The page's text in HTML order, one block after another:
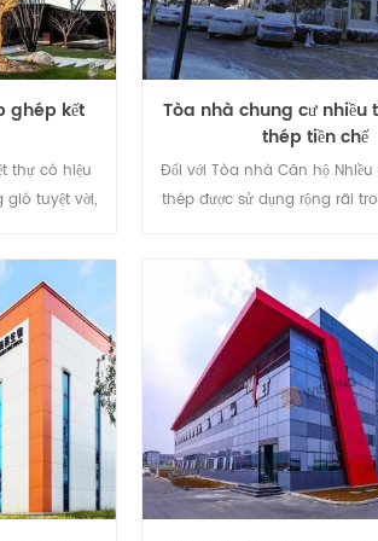
được sử dụng, có thể chia
thép nhẹ và nặng. Các
nghiệp và dân dụng được
thép được gọi là kết
ghép kết
thự có hiệu
gió tuyệt vời,
người sử
về vật liệu
dựng, giá
âm tốt,
ấm về mùa
thoải mái.
Tòa nhà chung cư nhiều
thép tiền chế
Đối với Tòa nhà Căn hộ Nhiều
thép được sử dụng rộng rãi
vật liệu bền vững, vì vậy
phát triển lâu dài, kết cấu
vọng ứng dụng và phát